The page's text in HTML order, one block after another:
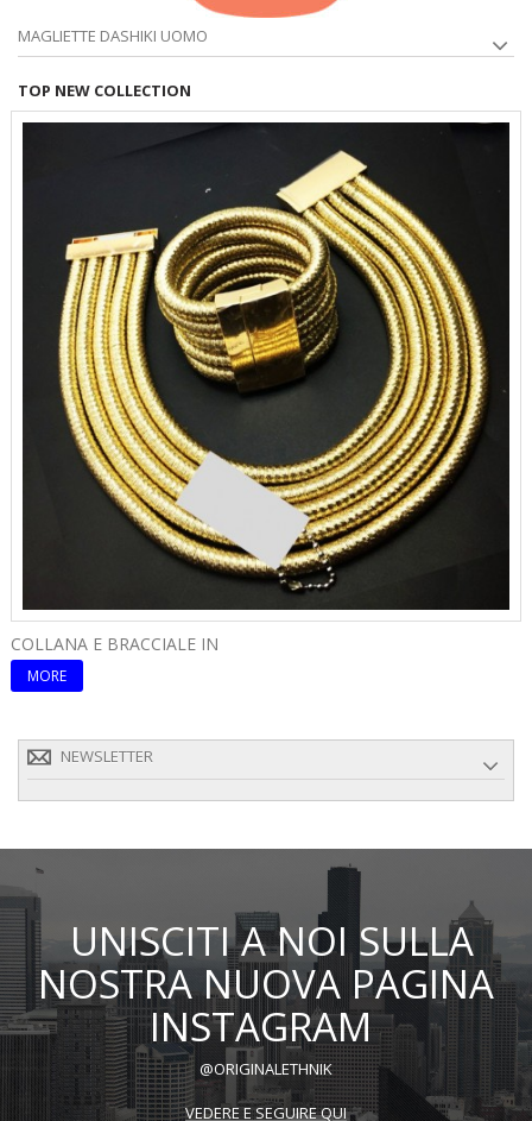
MAGLIETTE DASHIKI UOMO
TOP NEW COLLECTION
COLLANA E BRACCIALE IN
MORE
NEWSLETTER
UNISCITI A NOI SULLA
NOSTRA NUOVA PAGINA
INSTAGRAM
@ORIGINALETHNIK
VEDERE E SEGUIRE QUI